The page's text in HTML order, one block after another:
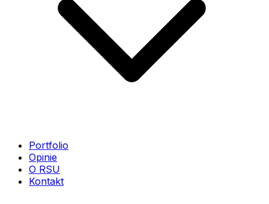
Portfolio
Opinie
O RSU
Kontakt